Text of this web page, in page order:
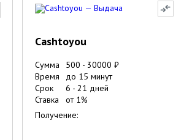
Cashtoyou
Сумма 500 - 30000 ₽
Время
до 15 минут
Срок
6 -21 дней
Ставка
от 1%
Получение: